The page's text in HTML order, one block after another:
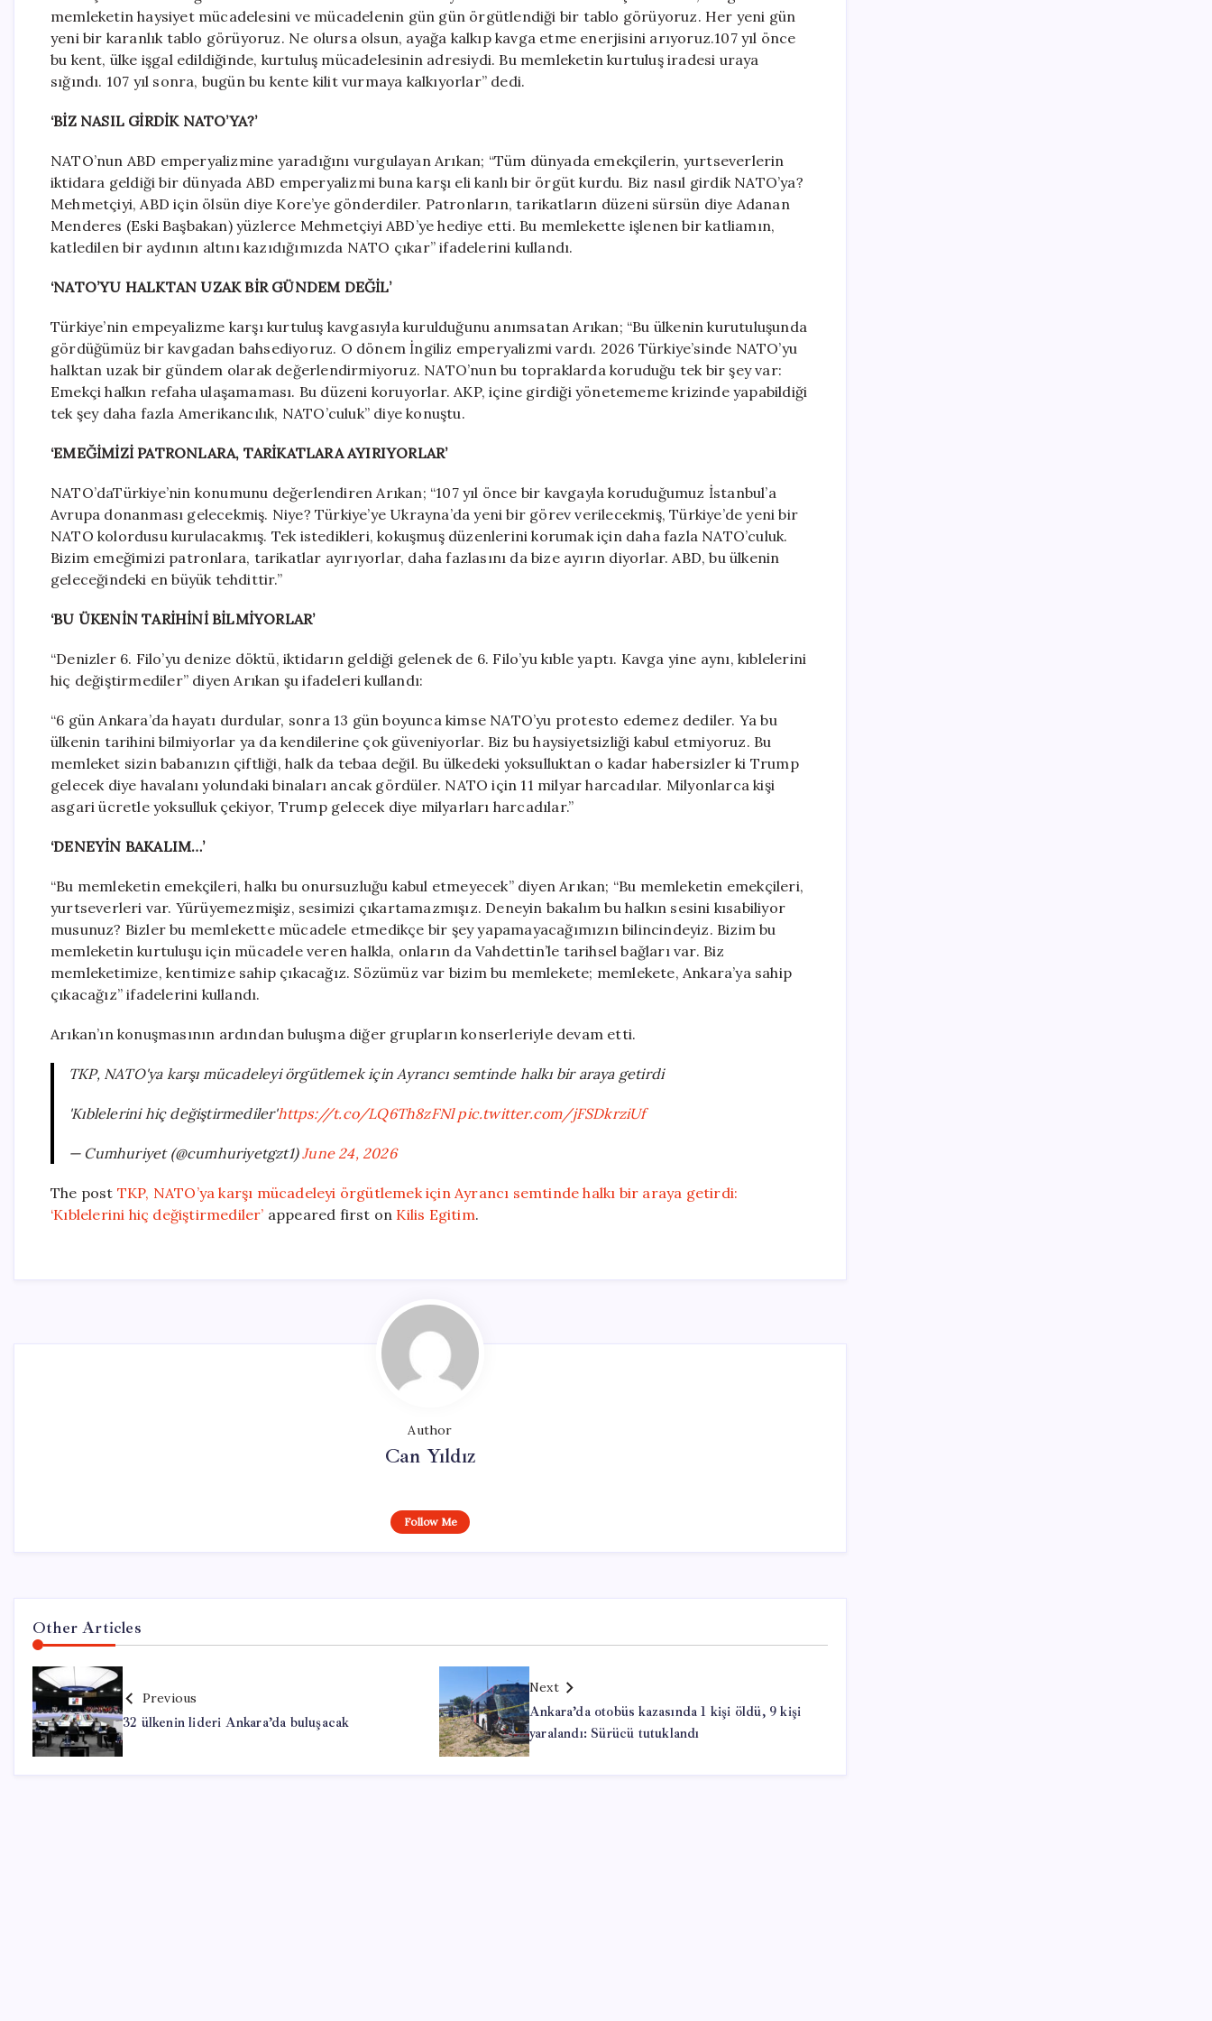
memleketin haysiyet mücadelesini ve mücadelenin gün gün örgütlendiği bir tablo görüyoruz. Her yeni gün
yeni bir karanlık tablo görüyoruz. Ne olursa olsun, ayağa kalkıp kavga etme enerjisini arıyoruz.107 yıl önce
bu kent, ülke işgal edildiğinde, kurtuluş mücadelesinin adresiydi. Bu memleketin kurtuluş iradesi uraya
sığındı. 107 yıl sonra, bugün bu kente kilit vurmaya kalkıyorlar” dedi.
‘BİZ NASIL GİRDİK NATO’YA?’
NATO’nun ABD emperyalizmine yaradığını vurgulayan Arıkan; “Tüm dünyada emekçilerin, yurtseverlerin
iktidara geldiği bir dünyada ABD emperyalizmi buna karşı eli kanlı bir örgüt kurdu. Biz nasıl girdik NATO’ya?
Mehmetçiyi, ABD için ölsün diye Kore’ye gönderdiler. Patronların, tarikatların düzeni sürsün diye Adanan
Menderes (Eski Başbakan) yüzlerce Mehmetçiyi ABD’ye hediye etti. Bu memlekette işlenen bir katliamın,
katledilen bir aydının altını kazıdığımızda NATO çıkar” ifadelerini kullandı.
‘NATO’YU HALKTAN UZAK BİR GÜNDEM DEĞİL’
Türkiye’nin empeyalizme karşı kurtuluş kavgasıyla kurulduğunu anımsatan Arıkan; “Bu ülkenin kurutuluşunda
gördüğümüz bir kavgadan bahsediyoruz. O dönem İngiliz emperyalizmi vardı. 2026 Türkiye’sinde NATO’yu
halktan uzak bir gündem olarak değerlendirmiyoruz. NATO’nun bu topraklarda koruduğu tek bir şey var:
Emekçi halkın refaha ulaşamaması. Bu düzeni koruyorlar. AKP, içine girdiği yönetememe krizinde yapabildiği
tek şey daha fazla Amerikancılık, NATO’culuk” diye konuştu.
‘EMEĞİMİZİ PATRONLARA, TARİKATLARA AYIRIYORLAR’
NATO’daTürkiye’nin konumunu değerlendiren Arıkan; “107 yıl önce bir kavgayla koruduğumuz İstanbul’a
Avrupa donanması gelecekmiş. Niye? Türkiye’ye Ukrayna’da yeni bir görev verilecekmiş, Türkiye’de yeni bir
NATO kolordusu kurulacakmış. Tek istedikleri, kokuşmuş düzenlerini korumak için daha fazla NATO’culuk.
Bizim emeğimizi patronlara, tarikatlar ayırıyorlar, daha fazlasını da bize ayırın diyorlar. ABD, bu ülkenin
geleceğindeki en büyük tehdittir.”
‘BU ÜKENİN TARİHİNİ BİLMİYORLAR’
“Denizler 6. Filo’yu denize döktü, iktidarın geldiği gelenek de 6. Filo’yu kıble yaptı. Kavga yine aynı, kıblelerini
hiç değiştirmediler” diyen Arıkan şu ifadeleri kullandı:
“6 gün Ankara’da hayatı durdular, sonra 13 gün boyunca kimse NATO’yu protesto edemez dediler. Ya bu
ülkenin tarihini bilmiyorlar ya da kendilerine çok güveniyorlar. Biz bu haysiyetsizliği kabul etmiyoruz. Bu
memleket sizin babanızın çiftliği, halk da tebaa değil. Bu ülkedeki yoksulluktan o kadar habersizler ki Trump
gelecek diye havalanı yolundaki binaları ancak gördüler. NATO için 11 milyar harcadılar. Milyonlarca kişi
asgari ücretle yoksulluk çekiyor, Trump gelecek diye milyarları harcadılar.”
‘DENEYİN BAKALIM…’
“Bu memleketin emekçileri, halkı bu onursuzluğu kabul etmeyecek” diyen Arıkan; “Bu memleketin emekçileri,
yurtseverleri var. Yürüyemezmişiz, sesimizi çıkartamazmışız. Deneyin bakalım bu halkın sesini kısabiliyor
musunuz? Bizler bu memlekette mücadele etmedikçe bir şey yapamayacağımızın bilincindeyiz. Bizim bu
memleketin kurtuluşu için mücadele veren halkla, onların da Vahdettin’le tarihsel bağları var. Biz
memleketimize, kentimize sahip çıkacağız. Sözümüz var bizim bu memlekete; memlekete, Ankara’ya sahip
çıkacağız” ifadelerini kullandı.
Arıkan’ın konuşmasının ardından buluşma diğer grupların konserleriyle devam etti.
TKP, NATO'ya karşı mücadeleyi örgütlemek için Ayrancı semtinde halkı bir araya getirdi
'Kıblelerini hiç değiştirmediler'https://t.co/LQ6Th8zFNl pic.twitter.com/jFSDkrziUf
— Cumhuriyet (@cumhuriyetgzt1)June 24, 2026
The post TKP, NATO’ya karşı mücadeleyi örgütlemek için Ayrancı semtinde halkı bir araya getirdi:
‘Kıblelerini hiç değiştirmediler’ appeared first on Kilis Egitim.
Author
Can Yıldız
Follow Me
Other Articles
Previous
32 ülkenin lideri Ankara’da buluşacak
Next
Ankara’da otobüs kazasında 1 kişi öldü, 9 kişi
yaralandı: Sürücü tutuklandı